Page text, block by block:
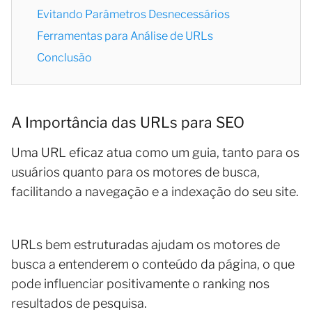
Evitando Parâmetros Desnecessários
Ferramentas para Análise de URLs
Conclusão
A Importância das URLs para SEO
Uma URL eficaz atua como um guia, tanto para os
usuários quanto para os motores de busca,
facilitando a navegação e a indexação do seu site.
URLs bem estruturadas ajudam os motores de
busca a entenderem o conteúdo da página, o que
pode influenciar positivamente o ranking nos
resultados de pesquisa.